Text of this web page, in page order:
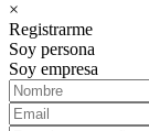
×
Registrarme
Soy persona
Soy empresa